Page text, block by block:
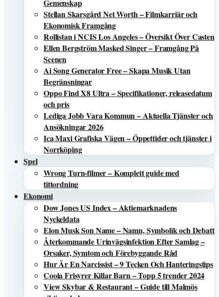
Gemenskap
Stellan Skarsgård Net Worth – Filmkarriär och
Ekonomisk Framgång
Rollistan i NCIS Los Angeles – Översikt Över Casten
Ellen Bergström Masked Singer – Framgång På
Scenen
Ai Song Generator Free – Skapa Musik Utan
Begränsningar
Oppo Find X8 Ultra – Specifikationer, releasedatum
och pris
Lediga Jobb Vara Kommun – Aktuella Tjänster och
Ansökningar 2026
Ica Maxi Grafiska Vägen – Öppettider och tjänster i
Norrköping
Spel
Wrong Turn-filmer – Komplett guide med
tittordning
Ekonomi
Dow Jones US Index – Aktiemarknadens
Nyckeldata
Elon Musk Son Name – Namn, Symbolik och Debatt
Återkommande Urinvägsinfektion Efter Samlag –
Orsaker, Symtom och Förebyggande Råd
Hur Är En Narcissist – 9 Tecken Och Hanteringstips
Coola Frisyrer Killar Barn – Topp 5 trender 2024
View Skybar & Restaurant – Guide till Malmös